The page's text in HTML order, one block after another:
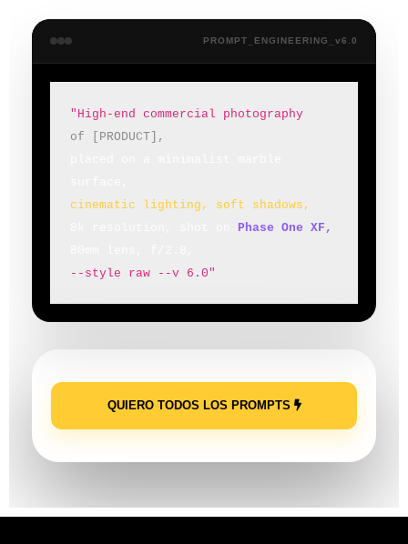
PROMPT_ENGINEERING_v6.0
"High-end commercial photography
of [PRODUCT],
cinematic lighting, soft shadows,
Phase One XF,
--style raw --v 6.0"
QUIERO TODOS LOS PROMPTS